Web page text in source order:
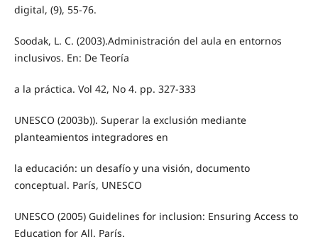
digital, (9), 55-76.
Soodak, L. C. (2003).Administración del aula en entornos
inclusivos. En: De Teoría
a la práctica. Vol 42, No 4. pp. 327-333
UNESCO (2003b)). Superar la exclusión mediante
planteamientos integradores en
la educación: un desafío y una visión, documento
conceptual. París, UNESCO
UNESCO (2005) Guidelines for inclusion: Ensuring Access to
Education for All. París.